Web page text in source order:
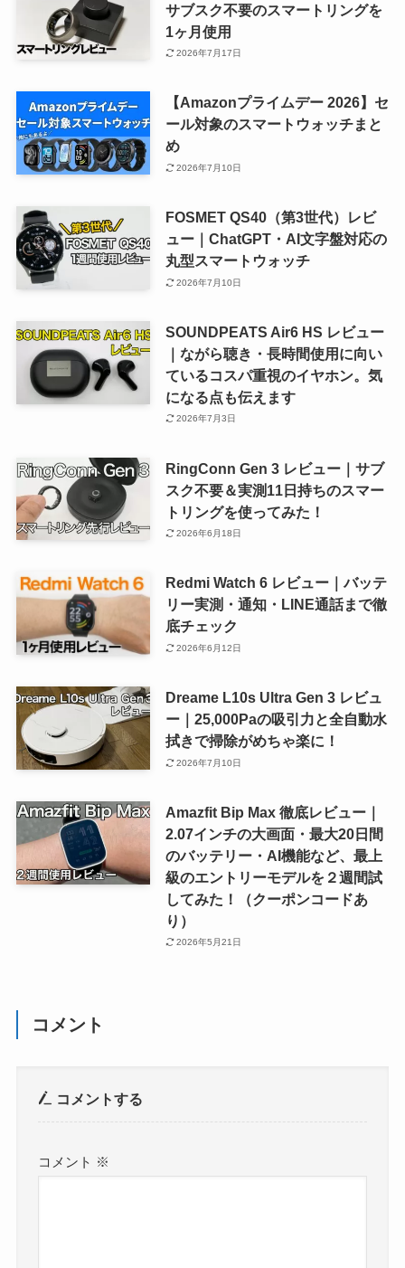
サブスク不要のスマートリングを
1ヶ月使用
2026年7月17日
【Amazonプライムデー 2026】セ
ール対象のスマートウォッチまと
め
2026年7月10日
FOSMET QS40（第3世代）レビ
ュー｜ChatGPT・AI文字盤対応の
丸型スマートウォッチ
2026年7月10日
SOUNDPEATS Air6 HS レビュー
｜ながら聴き・長時間使用に向い
ているコスパ重視のイヤホン。気
になる点も伝えます
2026年7月3日
RingConn Gen 3 レビュー｜サブ
スク不要＆実測11日持ちのスマー
トリングを使ってみた！
2026年6月18日
Redmi Watch 6 レビュー｜バッテ
リー実測・通知・LINE通話まで徹
底チェック
2026年6月12日
Dreame L10s Ultra Gen 3 レビュ
ー｜25,000Paの吸引力と全自動水
拭きで掃除がめちゃ楽に！
2026年7月10日
Amazfit Bip Max 徹底レビュー｜
2.07インチの大画面・最大20日間
のバッテリー・AI機能など、最上
級のエントリーモデルを２週間試
してみた！（クーポンコードあ
り）
2026年5月21日
コメント
コメントする
コメント ※